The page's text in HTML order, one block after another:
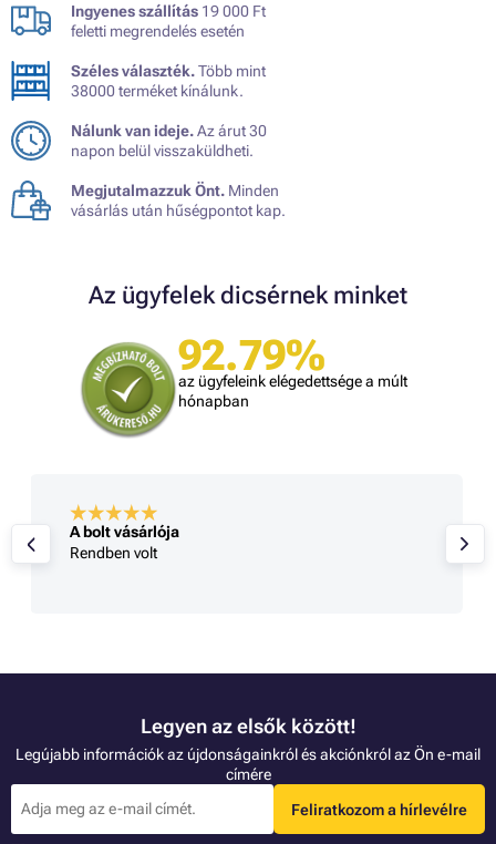
Ingyenes szállítás 19 000 Ft
feletti megrendelés esetén
Széles választék.Több mint
38000 terméket kínálunk.
Nálunk van ideje.Az árut 30
napon belül visszaküldheti.
Megjutalmazzuk Önt. Minden
vásárlás után hűségpontot kap.
Az ügyfelek dicsérnek minket
92.79%
az ügyfeleink elégedettsége a múlt
hónapban
A bolt vásárlója
Rendben volt
Legyen az elsők között!
Legújabb információk az újdonságainkról és akciónkról az Ön e-mail
címére
Feliratkozom a hírlevélre